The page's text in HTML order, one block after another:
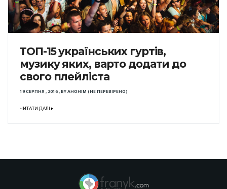
ТОП-15 українських гуртів,
музику яких, варто додати до
свого плейліста
19 СЕРПНЯ , 2016,BYАНОНІМ (НЕ ПЕРЕВІРЕНО)
ЧИТАТИ ДАЛІ